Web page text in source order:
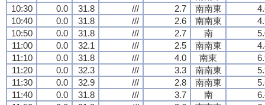
10:30
0.0 31.8 /// 2.7 南南東
10:40
0.0 31.8 /// 2.6 南南東
10:50
0.0 31.8 /// 2.7 南
11:00
0.0 32.1 /// 2.5 南南東
11:10
0.0 31.8 /// 4.0 南東
11:20
0.0 32.3 /// 3.3 南南東
11:30
0.0 32.9 /// 2.8 南南東
11:40
0.0 31.8 /// 3.7 南